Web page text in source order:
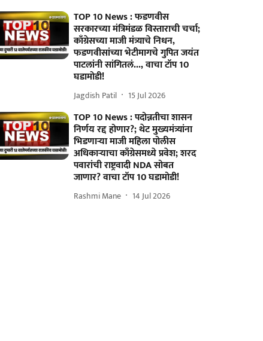
TOP 10 News : फडणवीस
सरकारच्या मंत्रिमंडळ विस्ताराची चर्चा;
काँग्रेसच्या माजी मंत्र्याचे निधन,
फडणवीसांच्या भेटीमागचे गुपित जयंत
पाटलांनी सांगितलं..., वाचा टॉप 10
घडामोडी!
Jagdish Patil 15 Jul 2026
TOP 10 News : पदोन्नतीचा शासन
निर्णय रद्द होणार?; थेट मुख्यमंत्र्यांना
भिडणाऱ्या माजी महिला पोलीस
अधिकाऱ्याचा काँग्रेसमध्ये प्रवेश; शरद
पवारांची राष्ट्रवादी NDA सोबत
जाणार? वाचा टॉप 10 घडामोडी!
Rashmi Mane 14 Jul 2026